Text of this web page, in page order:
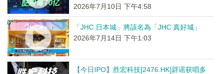
2026年7月10日 下午4:58
「JHC 日本城」將該名為「JHC 真好城」
2026年7月14日 下午1:03
【今日IPO】胜宏科技[2476.HK]辟谣获唱多